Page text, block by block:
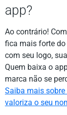
app?
Ao contrário!
fica mais forte do
com seu logo,
Quem baixa o
marca não se
Saiba mais
valoriza o seu